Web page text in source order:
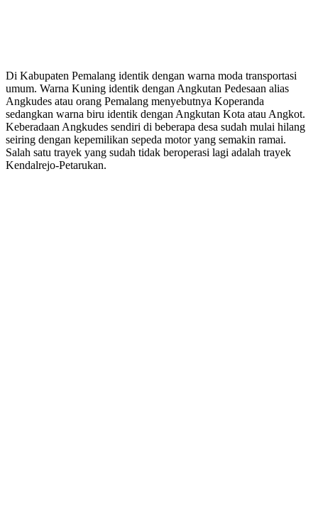
Di Kabupaten Pemalang identik dengan warna moda transportasi
umum. Warna Kuning identik dengan Angkutan Pedesaan alias
Angkudes atau orang Pemalang menyebutnya Koperanda
sedangkan warna biru identik dengan Angkutan Kota atau Angkot.
Keberadaan Angkudes sendiri di beberapa desa sudah mulai hilang
seiring dengan kepemilikan sepeda motor yang semakin ramai.
Salah satu trayek yang sudah tidak beroperasi lagi adalah trayek
Kendalrejo-Petarukan.